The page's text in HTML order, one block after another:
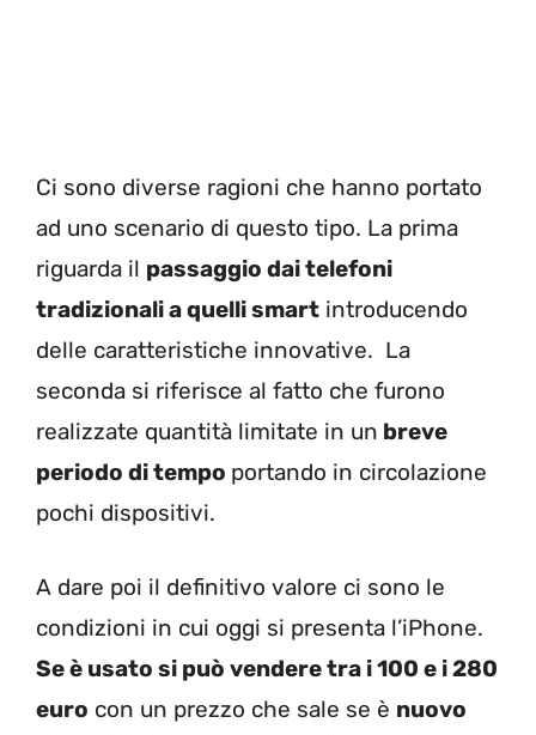
Ci sono diverse ragioni che hanno portato
ad uno scenario di questo tipo. La prima
riguarda il passaggio dai telefoni
tradizionali a quelli smart introducendo
delle caratteristiche innovative. La
seconda si riferisce al fatto che furono
realizzate quantità limitate in un breve
periodo di tempo portando in circolazione
pochi dispositivi.
A dare poi il definitivo valore ci sono le
condizioni in cui oggi si presenta l’iPhone.
Se è usato si può vendere tra i 100 e i 280
euro con un prezzo che sale se è nuovo